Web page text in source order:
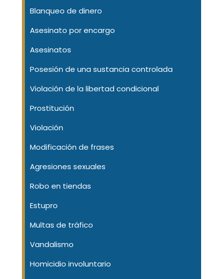
Blanqueo de dinero
Asesinato por encargo
Asesinatos
Posesión de una sustancia controlada
Violación de la libertad condicional
Prostitución
Violación
Modificación de frases
Agresiones sexuales
Robo en tiendas
Estupro
Multas de tráfico
Vandalismo
Homicidio involuntario